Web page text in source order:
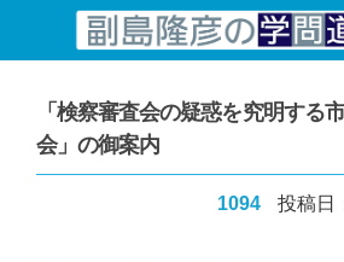
コンテンツへスキップ
「検察審査会の疑惑を究明する
会」の御案内
1094 投稿日